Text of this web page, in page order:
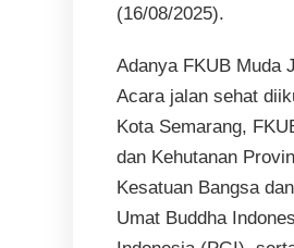
(16/08/2025).
Adanya FKUB Muda
Acara jalan sehat
Kota Semarang,
dan Kehutanan
Kesatuan Bangsa
Umat Buddha